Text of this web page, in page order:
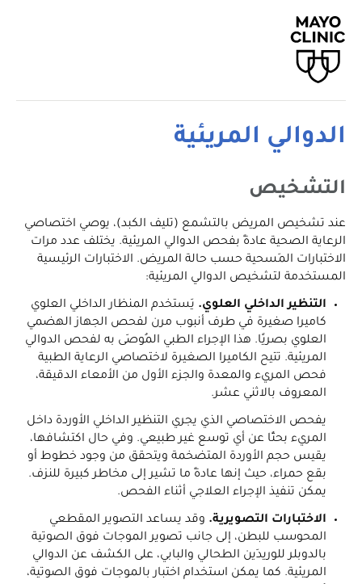
الدوالي المريئية
التشخيص
عند تشخيص المريض بالتشمع (تليف الكبد)، يوصي اختصاصي
الرعاية الصحية عادةً بفحص الدوالي المريئية. يختلف عدد مرات
الاختبارات المَسحية حسب حالة المريض. الاختبارات الرئيسية
المستخدمة لتشخيص الدوالي المريئية:
التنظير الداخلي العلوي. يَستخدم المنظار الداخلي العلوي
كاميرا صغيرة في طرف أنبوب مرن لفحص الجهاز الهضمي
العلوي بصريًا. هذا الإجراء الطبي المُوصَى به لفحص الدوالي
المريئية. تتيح الكاميرا الصغيرة لاختصاصي الرعاية الطبية
فحص المريء والمعدة والجزء الأول من الأمعاء الدقيقة،
المعروف بالاثني عشر.
يفحص الاختصاصي الذي يجري التنظير الداخلي الأوردة داخل
المريء بحثًا عن أي توسع غير طبيعي. وفي حال اكتشافها،
يقيس حجم الأوردة المتضخمة ويتحقق من وجود خطوط أو
بقع حمراء، حيث إنها عادةً ما تشير إلى مخاطر كبيرة للنزف.
يمكن تنفيذ الإجراء العلاجي أثناء الفحص.
الاختبارات التصويرية. وقد يساعد التصوير المقطعي
المحوسب للبطن، إلى جانب تصوير الموجات فوق الصوتية
بالدوبلر للوريدَين الطحالي والبابي، على الكشف عن الدوالي
المريئية. كما يمكن استخدام اختبار بالموجات فوق الصوتية،